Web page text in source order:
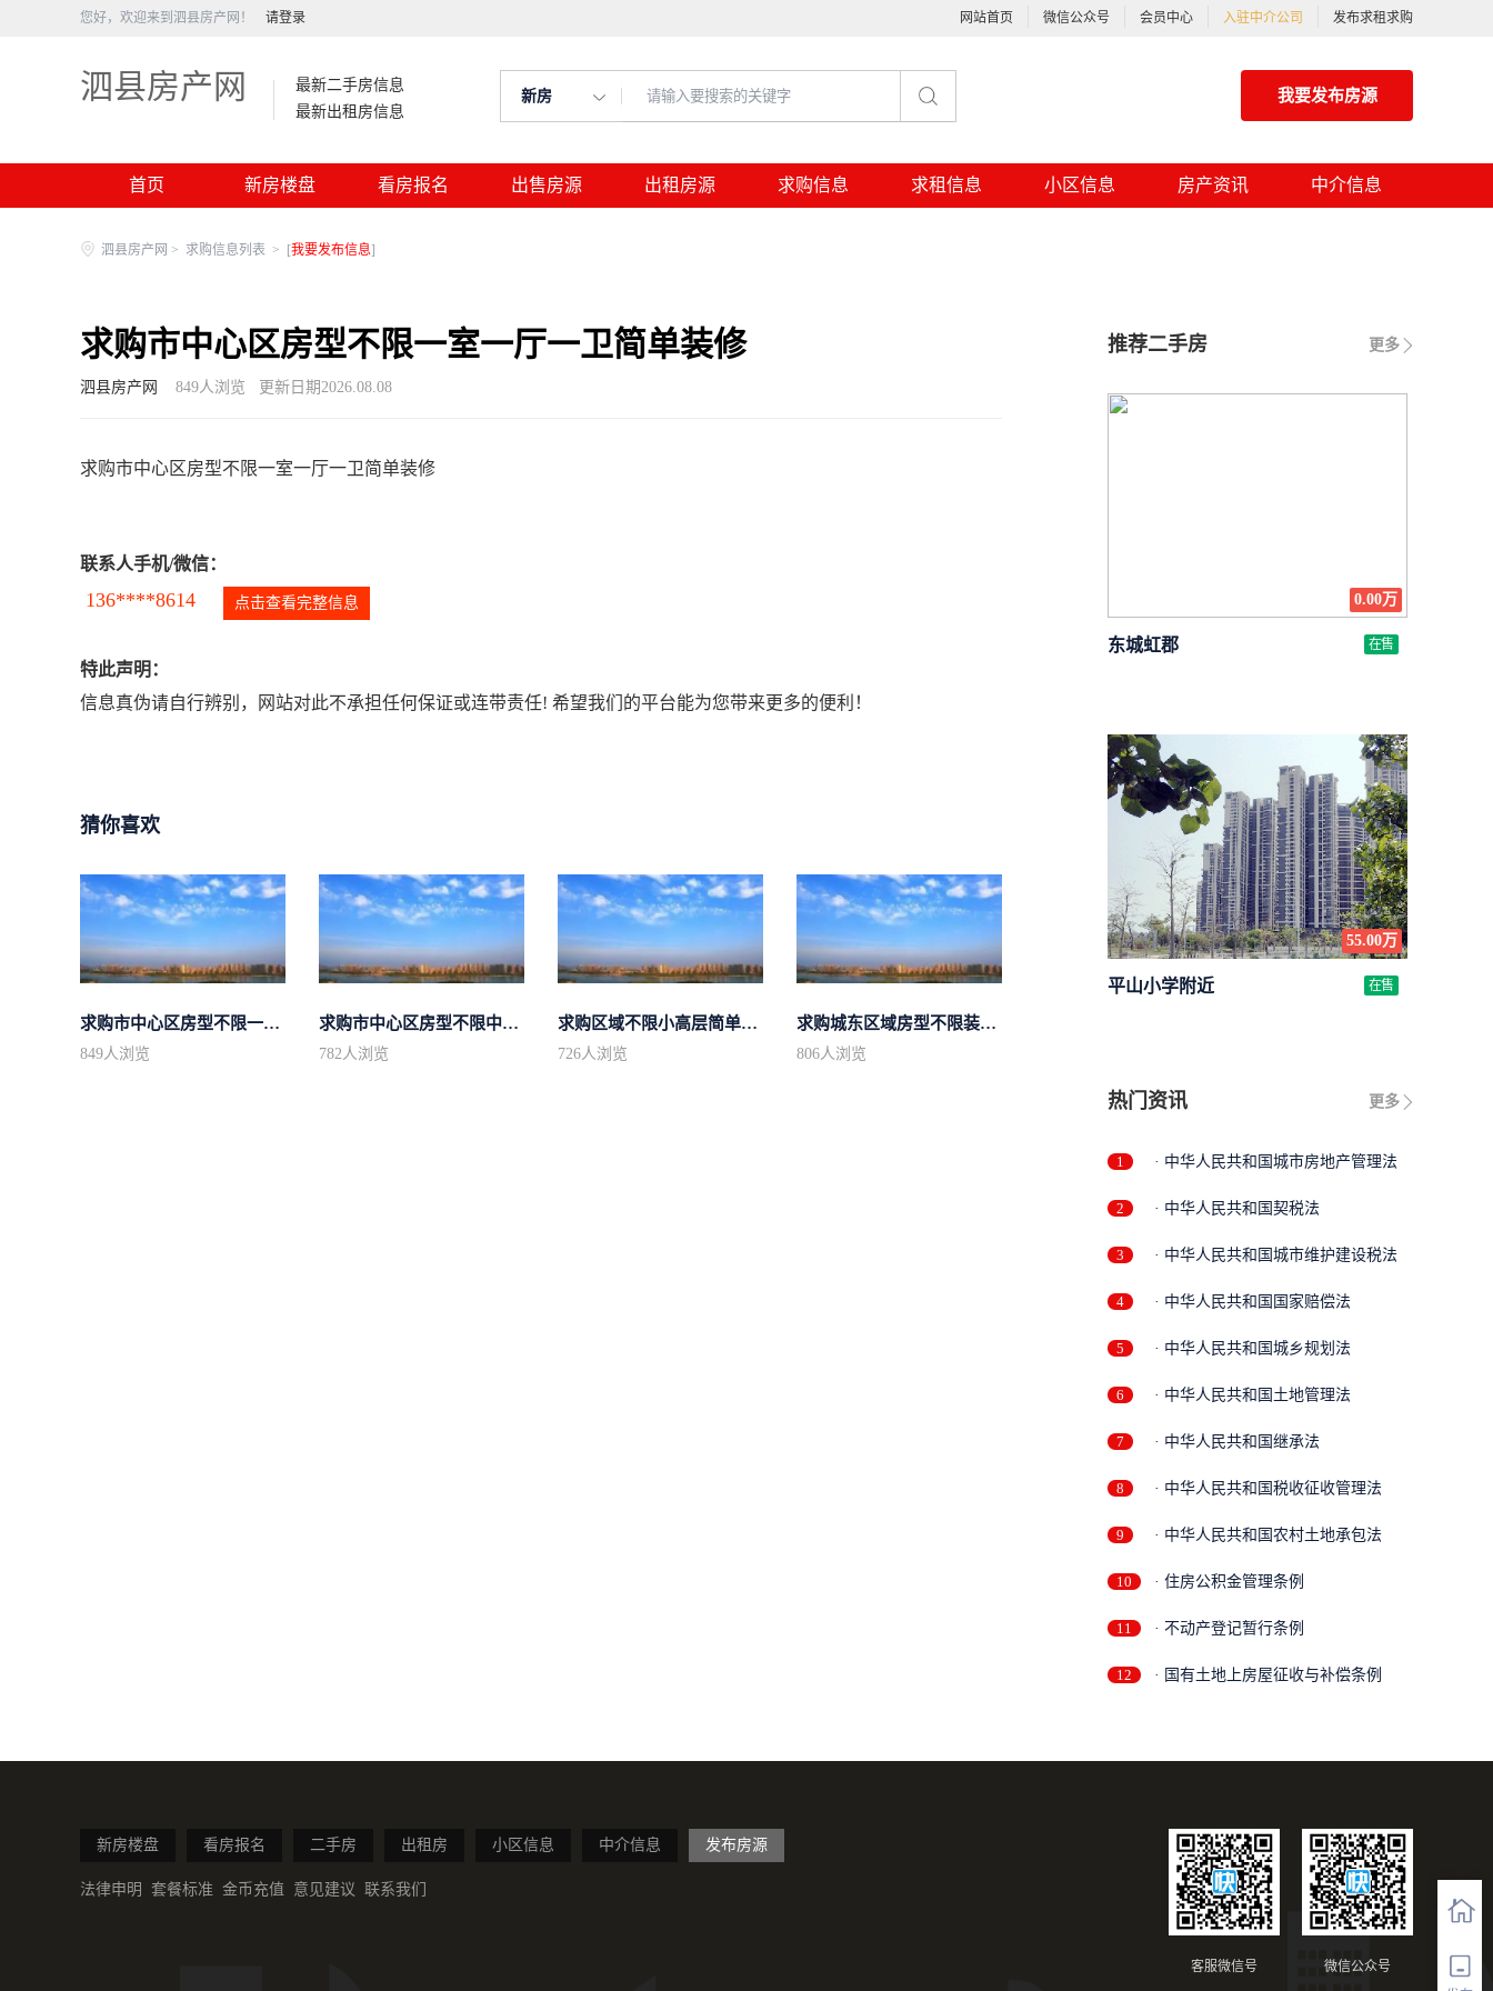
您好，欢迎来到泗县房产网！ 请登录 网站首页 微信公众号 会员中心 入驻中介公司 发布求租求购
泗县房产网
最新二手房信息
最新出租房信息
新房 我要发布房源
首页 新房楼盘 看房报名 出售房源 出租房源 求购信息 求租信息 小区信息 房产资讯 中介信息
泗县房产网 > 求购信息列表 > [我要发布信息]
求购市中心区房型不限一室一厅一卫简单装修
泗县房产网 849人浏览 更新日期2026.08.08
求购市中心区房型不限一室一厅一卫简单装修
联系人手机/微信：
136****8614 点击查看完整信息
特此声明：
信息真伪请自行辨别，网站对此不承担任何保证或连带责任! 希望我们的平台能为您带来更多的便利！
猜你喜欢
求购市中心区房型不限一室一厅一卫简...
849人浏览
求购市中心区房型不限中档装修
782人浏览
求购区域不限小高层简单装修
726人浏览
求购城东区域房型不限装修不限
806人浏览
更多
推荐二手房
0.00万
东城虹郡 在售
55.00万
平山小学附近 在售
更多
热门资讯
1 · 中华人民共和国城市房地产管理法
2 · 中华人民共和国契税法
3 · 中华人民共和国城市维护建设税法
4 · 中华人民共和国国家赔偿法
5 · 中华人民共和国城乡规划法
6 · 中华人民共和国土地管理法
7 · 中华人民共和国继承法
8 · 中华人民共和国税收征收管理法
9 · 中华人民共和国农村土地承包法
10 · 住房公积金管理条例
11 · 不动产登记暂行条例
12 · 国有土地上房屋征收与补偿条例
新房楼盘 看房报名 二手房 出租房 小区信息 中介信息 发布房源
法律申明 套餐标准 金币充值 意见建议 联系我们
微信公众号
客服微信号